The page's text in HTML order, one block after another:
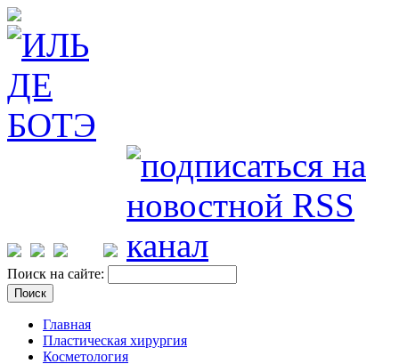
Поиск на сайте:
Главная
Пластическая хирургия
Косметология